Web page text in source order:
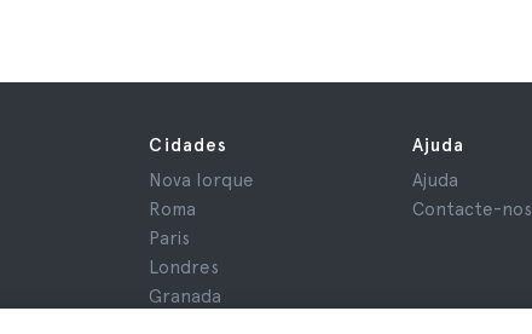
Cidades
Nova Iorque
Roma
Paris
Londres
Granada
Ajuda
Ajuda
Contacte-nos